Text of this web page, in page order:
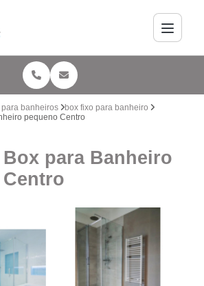
para banheiros
box fixo para banheiro
pequeno Centro
para Banheiro